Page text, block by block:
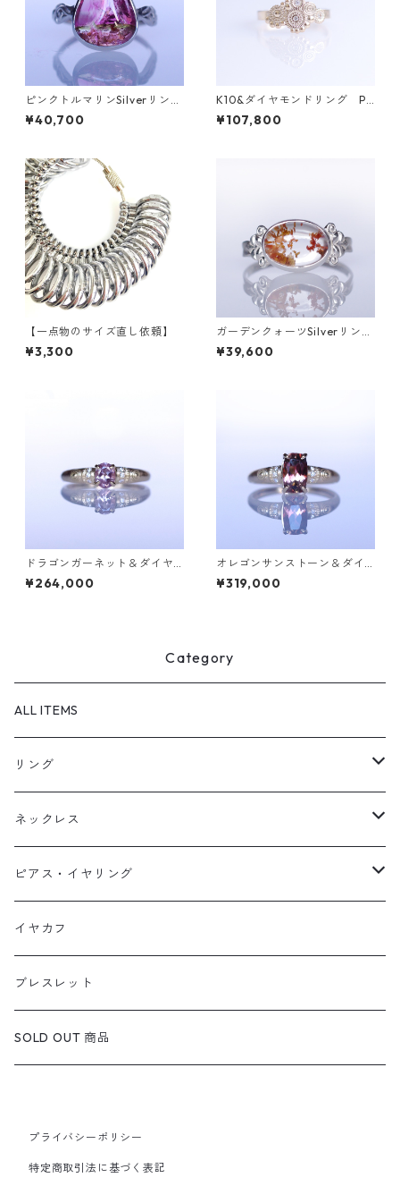
ピンクトルマリンSilverリング
ARAB(アラブ）[A001]
¥40,700
K10&ダイヤモンドリング PL
ANTA（プランタ）
¥107,800
【一点物のサイズ直し依頼】
¥3,300
ガーデンクォーツSilverリング
LINDEN(リンデン）[L009]
¥39,600
ドラゴンガーネット＆ダイヤK
18リング FATA(ファタ）[F01
5]
¥264,000
オレゴンサンストーン＆ダイ
ヤK18リング FATA(ファタ）[F
023]
¥319,000
Category
ALL ITEMS
リング
天然石1点ものリング【Gold】（在庫ありのみ絞込）
天然石1点ものリング【Silver】（在庫ありのみ絞込）
定番リング
ネックレス
天然石1点ものネックレス（在庫ありのみ絞込）
定番ネックレス
ピアス・イヤリング
天然石1点ものピアス（在庫ありのみ絞込）
定番ピアス/イヤリング
イヤカフ
ブレスレット
SOLD OUT 商品
プライバシーポリシー
特定商取引法に基づく表記